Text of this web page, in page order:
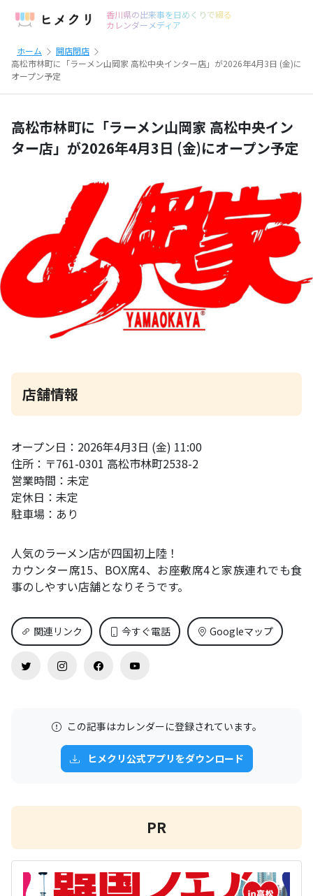
香川県の出来事を日めくりで綴る
カレンダーメディア
ホーム
開店閉店
高松市林町に「ラーメン山岡家 高松中央インター店」が2026年4月3日 (金)に
オープン予定
高松市林町に「ラーメン山岡家 高松中央イン
ター店」が2026年4月3日 (金)にオープン予定
店舗情報
オープン日：2026年4月3日 (金) 11:00
住所：〒761-0301 高松市林町2538-2
営業時間：未定
定休日：未定
駐車場：あり
人気のラーメン店が四国初上陸！
カウンター席15、BOX席4、お座敷席4と家族連れでも食
事のしやすい店舗となりそうです。
関連リンク 今すぐ電話 Googleマップ
この記事はカレンダーに登録されています。
ヒメクリ公式アプリをダウンロード
PR